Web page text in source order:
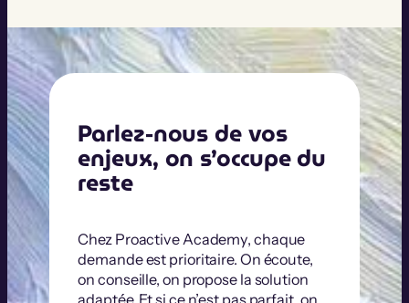
Parlez-nous de vos
enjeux, on s’occupe du
reste
Chez Proactive Academy, chaque
demande est prioritaire. On écoute,
on conseille, on propose la solution
adaptée. Et si ce n’est pas parfait, on